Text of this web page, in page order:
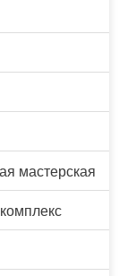
мастерская